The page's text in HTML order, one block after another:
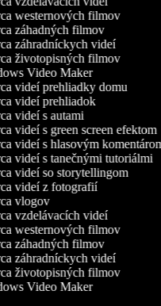
westernových filmov
záhadných filmov
záhradníckych videí
životopisných filmov
Video Maker
videí prehliadky domu
videí prehliadok
videí s autami
videí s green screen efektom
videí s hlasovým komentárom
videí s tanečnými tutoriálmi
videí so storytellingom
videí z fotografií
vlogov
vzdelávacích videí
westernových filmov
záhadných filmov
záhradníckych videí
životopisných filmov
Video Maker